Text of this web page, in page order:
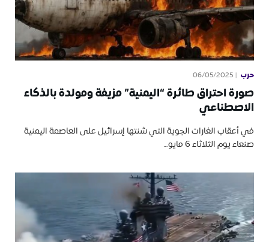
حرب 06/05/2025
صورة احتراق طائرة “اليمنية” مزيفة ومولدة بالذكاء
الاصطناعي
في أعقاب الغارات الجوية التي شنتها إسرائيل على العاصمة اليمنية
صنعاء يوم الثلاثاء 6 مايو…